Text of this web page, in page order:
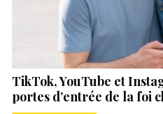
TikTok, YouTube et
portes d’entrée de la foi